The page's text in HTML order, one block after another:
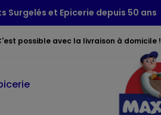
et Epicerie depuis 50 ans
possible avec la livraison à domicile !